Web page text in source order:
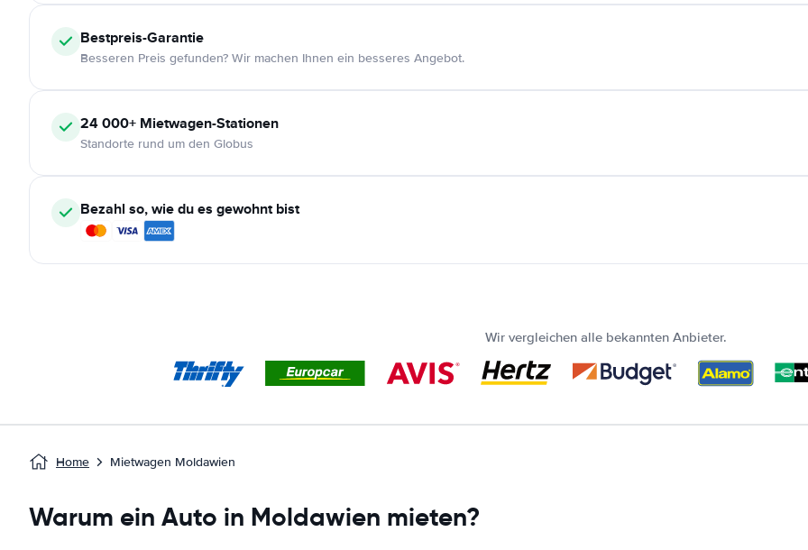
Bestpreis-Garantie
Besseren Preis gefunden? Wir machen Ihnen ein besseres Angebot.
24 000+ Mietwagen-Stationen
Standorte rund um den Globus
Bezahl so, wie du es gewohnt bist
Wir vergleichen alle bekannten Anbieter.
Home Mietwagen Moldawien
Warum ein Auto in Moldawien mieten?